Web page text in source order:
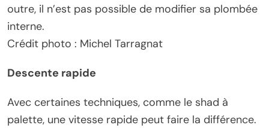
outre, il n’est pas possible de modifier sa plombée
interne.
Crédit photo : Michel Tarragnat
Descente rapide
Avec certaines techniques, comme le shad à
palette, une vitesse rapide peut faire la différence.